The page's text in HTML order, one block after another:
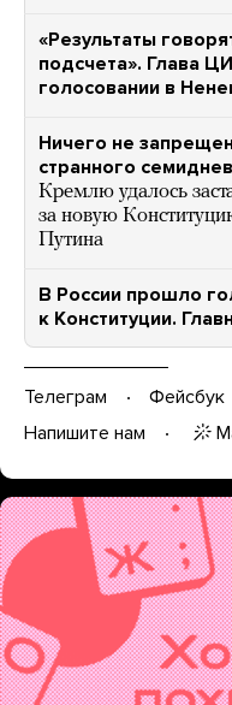
«Результаты
подсчета». Глава
голосовании в
Ничего не
странного
Кремлю удалось
за новую
Путина
В России прошло
к Конституции.
Телеграм Фейсбук
Напишите нам